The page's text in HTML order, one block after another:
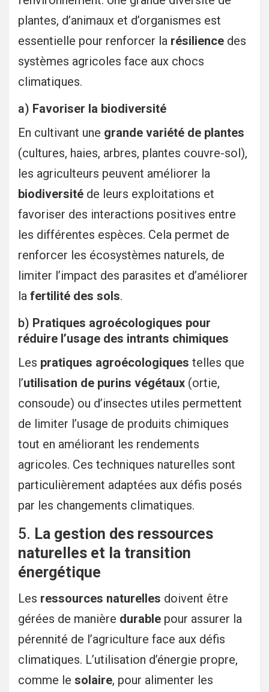
plantes, d’animaux et d’organismes est
essentielle pour renforcer la résilience des
systèmes agricoles face aux chocs
climatiques.
a) Favoriser la biodiversité
En cultivant une grande variété de plantes
(cultures, haies, arbres, plantes couvre-sol),
les agriculteurs peuvent améliorer la
biodiversité de leurs exploitations et
favoriser des interactions positives entre
les différentes espèces. Cela permet de
renforcer les écosystèmes naturels, de
limiter l’impact des parasites et d’améliorer
la fertilité des sols.
b) Pratiques agroécologiques pour
réduire l’usage des intrants chimiques
Les pratiques agroécologiques telles que
l’utilisation de purins végétaux (ortie,
consoude) ou d’insectes utiles permettent
de limiter l’usage de produits chimiques
tout en améliorant les rendements
agricoles. Ces techniques naturelles sont
particulièrement adaptées aux défis posés
par les changements climatiques.
5. La gestion des ressources
naturelles et la transition
énergétique
Les ressources naturelles doivent être
gérées de manière durable pour assurer la
pérennité de l’agriculture face aux défis
climatiques. L’utilisation d’énergie propre,
comme le solaire, pour alimenter les